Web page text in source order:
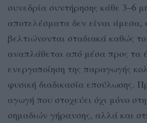
συνεδρία συντήρησης κάθε 3–6
αποτελέσματα δεν είναι άμεσα,
βελτιώνονται σταδιακά καθώς
αναπλάθεται από μέσα προς τα
ενεργοποίηση της παραγωγής
φυσική διαδικασία επούλωσης.
αγωγή που στοχεύει όχι μόνο
σημαδιών γήρανσης, αλλά και